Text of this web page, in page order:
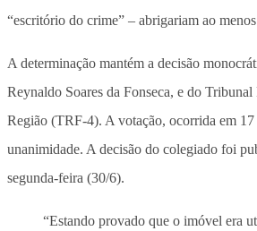
“escritório do crime” – abrigariam ao
A determinação mantém a decisão
Reynaldo Soares da Fonseca, e do Tribunal
Região (TRF-4). A votação, ocorrida em
unanimidade. A decisão do colegiado foi
segunda-feira (30/6).
“Estando provado que o imóvel era